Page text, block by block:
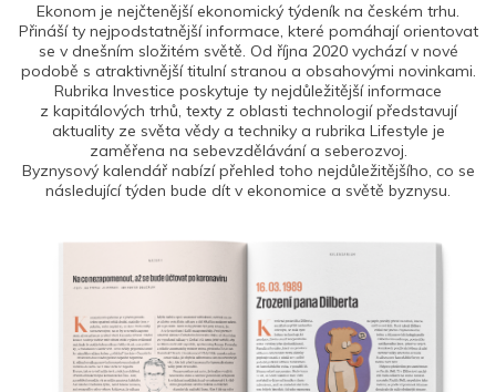
Ekonom je nejčtenější ekonomický týdeník na českém trhu.
Přináší ty nejpodstatnější informace, které pomáhají orientovat
se v dnešním složitém světě. Od října 2020 vychází v nové
podobě s atraktivnější titulní stranou a obsahovými novinkami.
Rubrika Investice poskytuje ty nejdůležitější informace
z kapitálových trhů, texty z oblasti technologií představují
aktuality ze světa vědy a techniky a rubrika Lifestyle je
zaměřena na sebevzdělávání a seberozvoj.
Byznysový kalendář nabízí přehled toho nejdůležitějšího, co se
následující týden bude dít v ekonomice a světě byznysu.